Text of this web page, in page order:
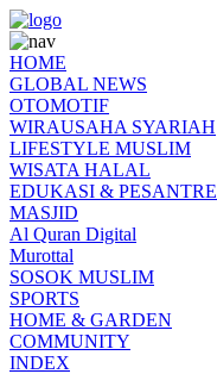
HOME
GLOBAL NEWS
OTOMOTIF
WIRAUSAHA SYARIAH
LIFESTYLE MUSLIM
WISATA HALAL
EDUKASI &
MASJID
Al Quran Digital
Murottal
SOSOK MUSLIM
SPORTS
HOME & GARDEN
COMMUNITY
INDEX